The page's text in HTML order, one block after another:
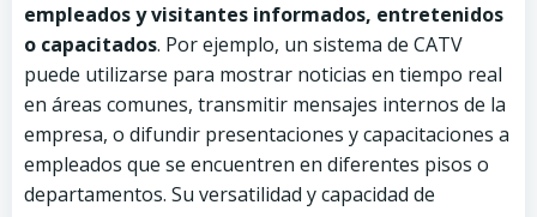
empleados y visitantes informados, entretenidos
o capacitados. Por ejemplo, un sistema de CATV
puede utilizarse para mostrar noticias en tiempo real
en áreas comunes, transmitir mensajes internos de la
empresa, o difundir presentaciones y capacitaciones a
empleados que se encuentren en diferentes pisos o
departamentos. Su versatilidad y capacidad de